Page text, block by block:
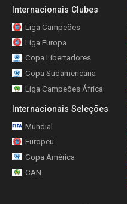
Internacionais Clubes
Liga Campeões
Liga Europa
Copa Libertadores
Copa Sudamericana
Liga Campeões África
Internacionais Seleções
Mundial
Europeu
Copa América
CAN